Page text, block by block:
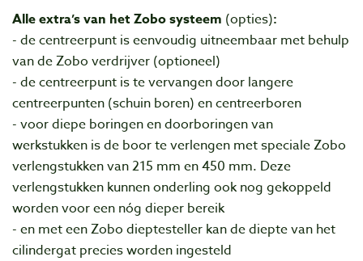
Alle extra’s van het Zobo systeem (opties):
- de centreerpunt is eenvoudig uitneembaar met behulp
van de Zobo verdrijver (optioneel)
- de centreerpunt is te vervangen door langere
centreerpunten (schuin boren) en centreerboren
- voor diepe boringen en doorboringen van
werkstukken is de boor te verlengen met speciale Zobo
verlengstukken van 215 mm en 450 mm. Deze
verlengstukken kunnen onderling ook nog gekoppeld
worden voor een nóg dieper bereik
- en met een Zobo dieptesteller kan de diepte van het
cilindergat precies worden ingesteld